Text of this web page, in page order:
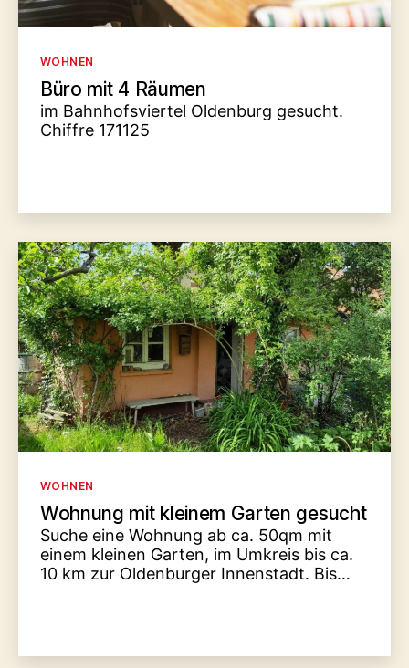
Kategorien
WOHNEN
Büro mit 4 Räumen
im Bahnhofsviertel Oldenburg gesucht.
Chiffre 171125
Kategorien
WOHNEN
Wohnung mit kleinem Garten gesucht
Suche eine Wohnung ab ca. 50qm mit
einem kleinen Garten, im Umkreis bis ca.
10 km zur Oldenburger Innenstadt. Bis…